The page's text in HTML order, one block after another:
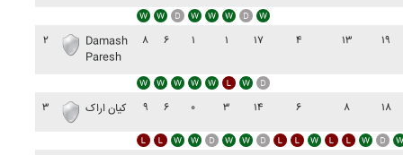
۲
Damash
Paresh
۸ ۶ ۱ ۱ ۱۷ ۴ ۱۳ ۱۹
۳ کيان اراک ۹ ۶ ۰ ۳ ۱۴ ۶ ۸ ۱۸